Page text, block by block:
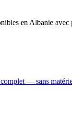
en Albanie
— sans